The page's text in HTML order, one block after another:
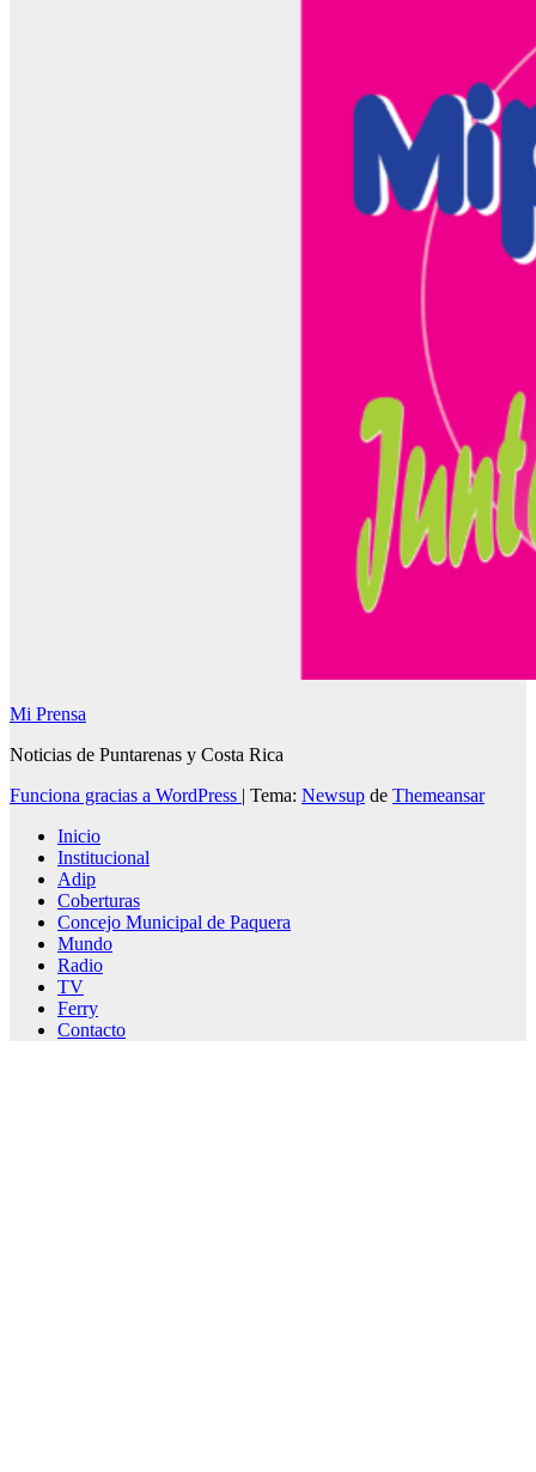
Mi Prensa
Noticias de Puntarenas y Costa Rica
Funciona gracias a WordPress | Tema: Newsup de Themeansar
Inicio
Institucional
Adip
Coberturas
Concejo Municipal de Paquera
Mundo
Radio
TV
Ferry
Contacto